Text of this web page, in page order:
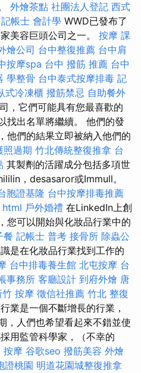
外燴茶點 社團法人登記 西式
記帳士 會計學 WWD已發布了
美容巨頭公司之一。 按摩 課
燴公司 台中整復推薦 台中肩
按摩spa 台中 撥筋 推薦 台中
學整骨 台中泰式按摩排毒 記
式冷凍櫃 撥筋禁忌 自助餐外
，它們可能具有您最喜歡的
找出名單將繼續。 他們的發
他們的結果立即被納入他們的
照過期 竹北傳統整復推拿 台
其製劑的活躍成分包括多項世
，desasaror或Immull。
胞證基隆 台中按摩排毒推薦
html 戶外婚禮 在LinkedIn上創
您可以開始與化妝品行業中的
餐 記帳士 普考 接骨所 除蟲公
是在化妝品行業找到工作的
台中排毒養生館 北屯按摩 台
事務所 客廳設計 到府外燴 唐
竹 按摩 徵信社推薦 竹北 整復
業是一個不斷增長的行業，
，人們也希望看起來不錯並使
用監管科學家，（不幸的
按摩 谷歌seo 撥筋美容 外燴
證桃園 明道花園城整復推拿